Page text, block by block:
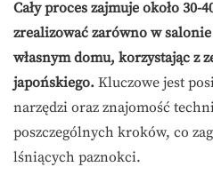
Cały proces zajmuje około 30-
zrealizować zarówno w
własnym domu, korzystając z
japońskiego. Kluczowe jest
narzędzi oraz znajomość
poszczególnych kroków, co
lśniących paznokci.